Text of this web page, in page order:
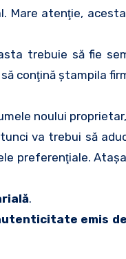
Mare atenţie,
trebuie să fie
conţină ştampila
noului
va trebui să
preferenţiale.
.
emis de